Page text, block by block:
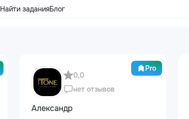
Найти заданияБлог
Pro
0,0
нет отзывов
Александр